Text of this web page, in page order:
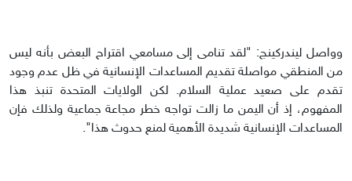
وواصل ليندركينج: "لقد تنامى إلى مسامعي اقتراح البعض بأنه ليس
من المنطقي مواصلة تقديم المساعدات الإنسانية في ظل عدم وجود
تقدم على صعيد عملية السلام. لكن الولايات المتحدة تنبذ هذا
المفهوم، إذ أن اليمن ما زالت تواجه خطر مجاعة جماعية ولذلك فإن
المساعدات الإنسانية شديدة الأهمية لمنع حدوث هذا".